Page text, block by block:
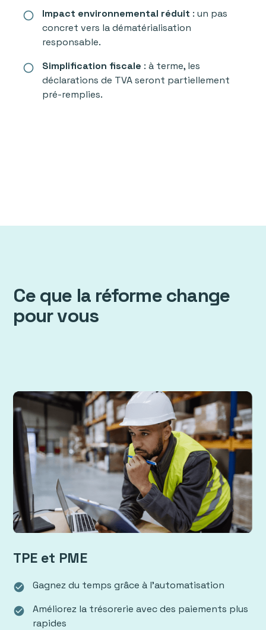
radio_button_unchecked Impact environnemental réduit : un pas
concret vers la dématérialisation
responsable.
radio_button_unchecked Simplification fiscale : à terme, les
déclarations de TVA seront partiellement
pré-remplies.
Ce que la réforme change
pour vous
TPE et PME
check_circle Gagnez du temps grâce à l’automatisation
check_circle
Améliorez la trésorerie avec des paiements plus
rapides